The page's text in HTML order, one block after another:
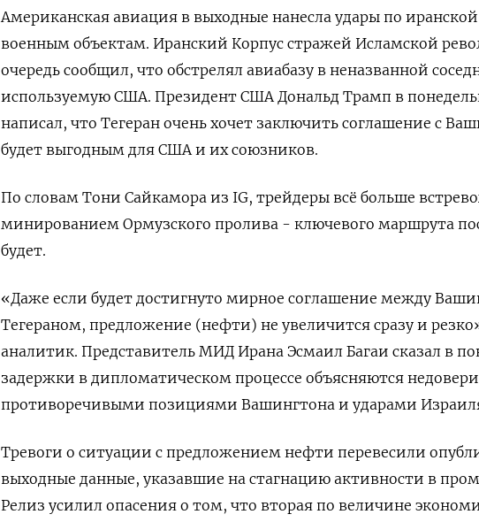
Американская авиация ​в выходные нанесла удары по
‌военным объектам. Иранский Корпус стражей Исламской
очередь ​сообщил, что обстрелял авиабазу в неназванной
используемую США. Президент ‌США Дональд Трамп в
написал, что Тегеран очень хочет заключить соглашение с
будет выгодным ​для США ‌и их союзников.
По словам Тони Сайкамора из IG, трейдеры всё ​больше
минированием Ормузского пролива - ключевого маршрута
будет.
«Даже если будет достигнуто мирное соглашение между
Тегераном, предложение (нефти) не увеличится сразу и
аналитик. Представитель МИД Ирана Эсмаил Багаи сказал в
задержки в дипломатическом процессе объясняются
противоречивыми позициями ​Вашингтона и ударами
Тревоги о ситуации с предложением нефти перевесили
выходные данные, указавшие на ‌стагнацию активности в
Релиз усилил опасения о ‌том, что вторая по величине